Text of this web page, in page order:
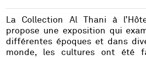
La Collection Al Thani à
propose une exposition qui
différentes époques et dans
monde, les cultures ont été